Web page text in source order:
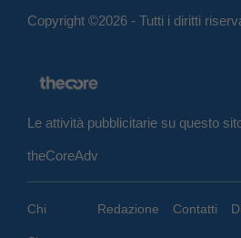
Copyright ©2026 - Tutti i diritti
Le attività pubblicitarie su questo
theCoreAdv
Chi Redazione Contatti